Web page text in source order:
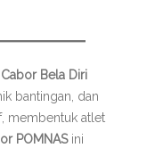
Cabor Bela Diri
bantingan, dan
membentuk atlet
POMNASini